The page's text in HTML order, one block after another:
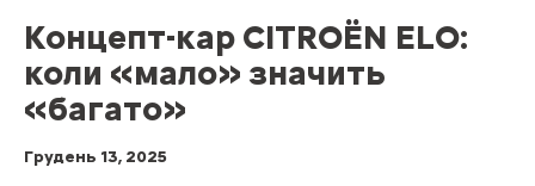
Концепт-кар CITROЁN ELO:
коли «мало» значить
«багато»
Грудень 13, 2025